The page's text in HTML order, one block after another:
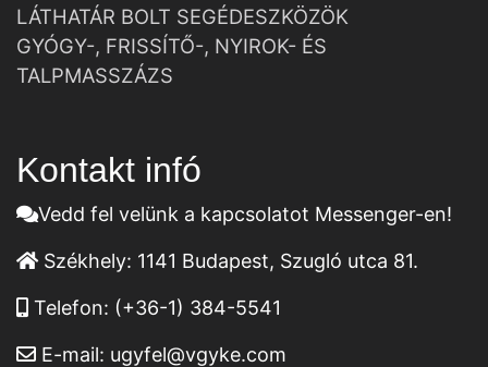
LÁTHATÁR BOLT SEGÉDESZKÖZÖK
GYÓGY-, FRISSÍTŐ-, NYIROK- ÉS
TALPMASSZÁZS
Kontakt infó
Vedd fel velünk a kapcsolatot Messenger-en!
Székhely: 1141 Budapest, Szugló utca 81.
Telefon: (+36-1) 384-5541
E-mail: ugyfel@vgyke.com